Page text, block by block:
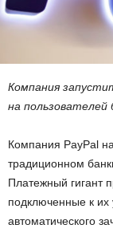
Компания
на пользователей
Компания PayPal
традиционном
Платежный гигант
подключенные к их
автоматического